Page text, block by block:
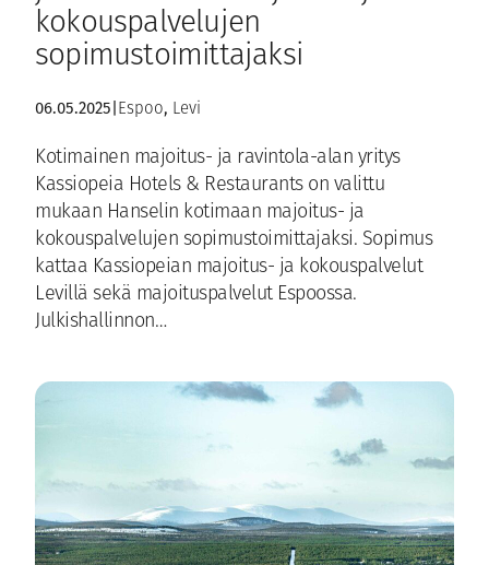
kokouspalvelujen
sopimustoimittajaksi
06.05.2025 Espoo, Levi
Kotimainen majoitus- ja ravintola-alan yritys
Kassiopeia Hotels & Restaurants on valittu
mukaan Hanselin kotimaan majoitus- ja
kokouspalvelujen sopimustoimittajaksi. Sopimus
kattaa Kassiopeian majoitus- ja kokouspalvelut
Levillä sekä majoituspalvelut Espoossa.
Julkishallinnon…